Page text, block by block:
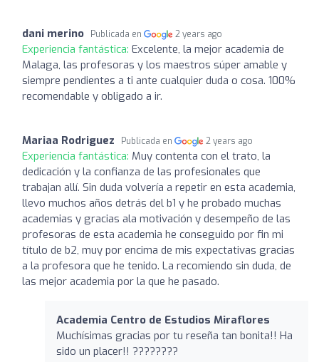
dani merino Publicada en 2 years ago
Experiencia fantástica: Excelente, la mejor academia de
Malaga, las profesoras y los maestros súper amable y
siempre pendientes a ti ante cualquier duda o cosa. 100%
recomendable y obligado a ir.
Mariaa Rodriguez Publicada en 2 years ago
Experiencia fantástica: Muy contenta con el trato, la
dedicación y la confianza de las profesionales que
trabajan allí. Sin duda volvería a repetir en esta academia,
llevo muchos años detrás del b1 y he probado muchas
academias y gracias ala motivación y desempeño de las
profesoras de esta academia he conseguido por fin mi
título de b2, muy por encima de mis expectativas gracias
a la profesora que he tenido. La recomiendo sin duda, de
las mejor academia por la que he pasado.
Academia Centro de Estudios Miraflores
Muchísimas gracias por tu reseña tan bonita!! Ha
sido un placer!! ????????